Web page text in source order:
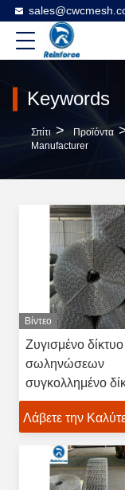
Σπίτι > Προϊόντα
Manufacturer
Βίντεο
Ζυγισμένο δίκτυο
σωληνώσεων
συγκολλημένο
δίκτυο
σωληνώσεων
Λάβετε την